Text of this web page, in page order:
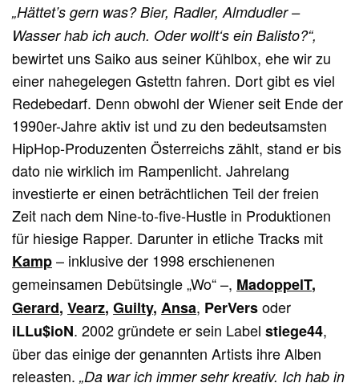
„Hättet’s gern was? Bier, Radler, Almdudler –
Wasser hab ich auch. Oder wollt‘s ein Balisto?“,
bewirtet uns Saiko aus seiner Kühlbox, ehe wir zu
einer nahegelegen Gstettn fahren. Dort gibt es viel
Redebedarf. Denn obwohl der Wiener seit Ende der
1990er-Jahre aktiv ist und zu den bedeutsamsten
HipHop-Produzenten Österreichs zählt, stand er bis
dato nie wirklich im Rampenlicht. Jahrelang
investierte er einen beträchtlichen Teil der freien
Zeit nach dem Nine-to-five-Hustle in Produktionen
für hiesige Rapper. Darunter in etliche Tracks mit
Kamp– inklusive der 1998 erschienenen
gemeinsamen Debütsingle „Wo“ –, MadoppelT,
Gerard,Vearz,Guilty,Ansa, PerVersoder
iLLu$ioN. 2002 gründete er sein Labelstiege44,
über das einige der genannten Artists ihre Alben
releasten.„Da war ich immer sehr kreativ. Ich hab in